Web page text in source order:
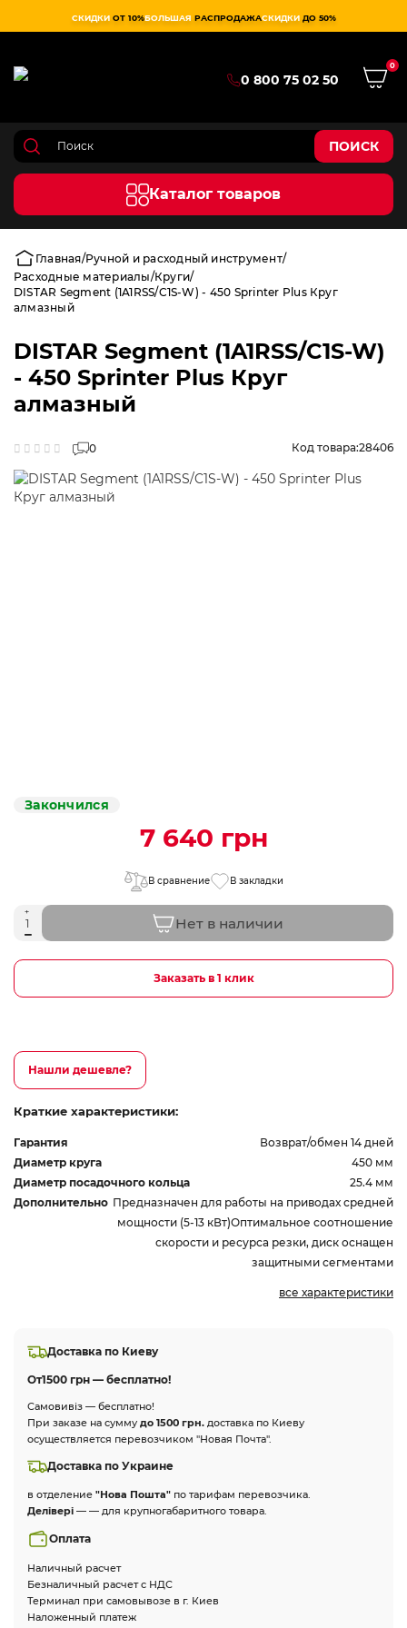
СКИДКИ ОТ 10%БОЛЬШАЯ РАСПРОДАЖАСКИДКИ ДО 50%
0 800 75 02 50
0
ПОИСК
Каталог товаров
Главная Ручной и расходный инструмент
Расходные материалы Круги
DISTAR Segment (1A1RSS/C1S-W) - 450 Sprinter Plus Круг
алмазный
DISTAR Segment (1A1RSS/C1S-W)
- 450 Sprinter Plus Круг
алмазный
0 Код товара:28406
Закончился
7 640 грн
В сравнение В закладки
Нет в наличии
Заказать в 1 клик
Нашли дешевле?
Краткие характеристики:
Гарантия
Возврат/обмен 14 дней
Диаметр круга
450 мм
Диаметр посадочного кольца
25.4 мм
Дополнительно Предназначен для работы на приводах средней
мощности (5-13 кВт)Оптимальное соотношение
скорости и ресурса резки, диск оснащен
защитными сегментами
все характеристики
Доставка по Киеву
От1500 грн — бесплатно!
Самовивіз — бесплатно!
При заказе на сумму до 1500 грн. доставка по Киеву
осуществляется перевозчиком "Новая Почта".
Доставка по Украине
в отделение "Нова Пошта" по тарифам перевозчика.
Делівері — — для крупногабаритного товара.
Оплата
Наличный расчет
Безналичный расчет с НДС
Терминал при самовывозе в г. Киев
Наложенный платеж